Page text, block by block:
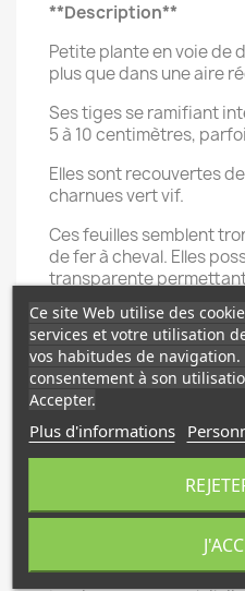
**Description**
Petite plante en voie de
plus que dans une aire
Ses tiges se ramifiant
5 à 10 centimètres,
Elles sont recouvertes
charnues vert vif.
Ces feuilles semblent
de fer à cheval. Elles
transparente
Elles forment de
**Croissance**
optimales.
Armazonas, Pérou, en
Ce site Web utilise des
services et votre utilisation
vos habitudes de
consentement à son
Accepter.
Plus d'informations